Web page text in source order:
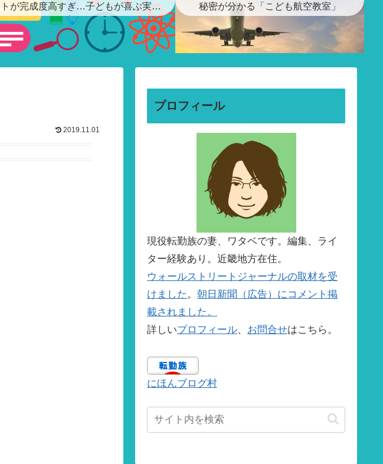
トが完成度高すぎ…子どもが喜ぶ実験
ショー
秘密が分かる「こども航空教室」
2019.11.01
プロフィール
現役転勤族の妻、ワタベです。編集、ライ
ター経験あり。近畿地方在住。
ウォールストリートジャーナルの取材を受
けました。 朝日新聞（広告）にコメント掲
載されました。
詳しいプロフィール、 お問合せはこちら。
にほんブログ村